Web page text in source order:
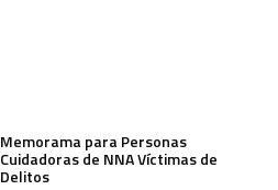
Memorama para Personas
Cuidadoras de NNA Víctimas de
Delitos